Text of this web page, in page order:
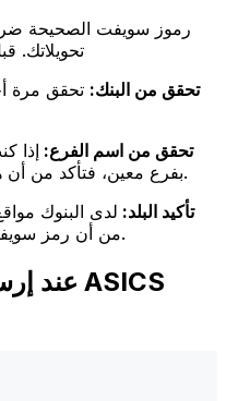
رموز سويفت الصحيحة
تحويلاتك.
تحقق من البنك: تحقق مرة
تحقق من اسم الفرع: إذا
بفرع معين، فتأكد من أن هذا الفرع يطابق فرع المستلم.
تأكيد البلد: لدى البنوك
من أن رمز سويفت يتوافق مع بلد البنك الوجهة.